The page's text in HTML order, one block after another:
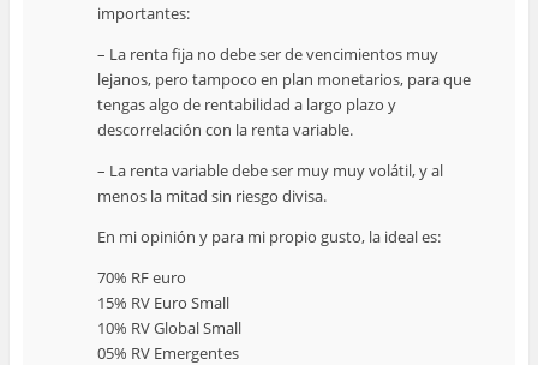
importantes:
– La renta fija no debe ser de vencimientos muy
lejanos, pero tampoco en plan monetarios, para que
tengas algo de rentabilidad a largo plazo y
descorrelación con la renta variable.
– La renta variable debe ser muy muy volátil, y al
menos la mitad sin riesgo divisa.
En mi opinión y para mi propio gusto, la ideal es:
70% RF euro
15% RV Euro Small
10% RV Global Small
05% RV Emergentes